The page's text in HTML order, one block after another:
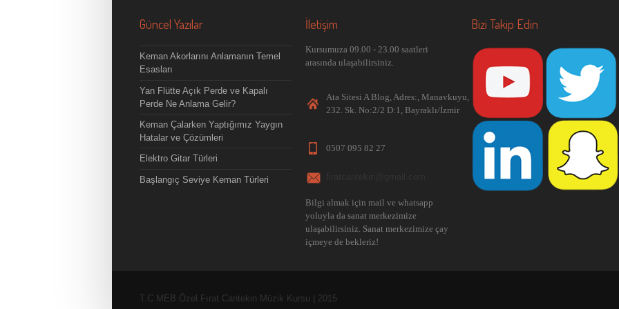
Güncel Yazılar
Keman Akorlarını Anlamanın Temel
Esasları
Yan Flütte Açık Perde ve Kapalı
Perde Ne Anlama Gelir?
Keman Çalarken Yaptığımız Yaygın
Hatalar ve Çözümleri
Elektro Gitar Türleri
Başlangıç Seviye Keman Türleri
İletişim
Kursumuza 09.00 - 23.00 saatleri
arasında ulaşabilirsiniz.
Ata Sitesi A Blog, Adres:, Manavkuyu,
232. Sk. No:2/2 D:1, Bayraklı/İzmir
0507 095 82 27
Bilgi almak için mail ve whatsapp
yoluyla da sanat merkezimize
ulaşabilirsiniz. Sanat merkezimize çay
içmeye de bekleriz!
Bizi Takip Edin
T.C MEB Özel Fırat Cantekin Müzik Kursu | 2015